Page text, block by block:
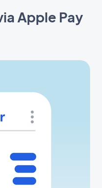
Apple Pay